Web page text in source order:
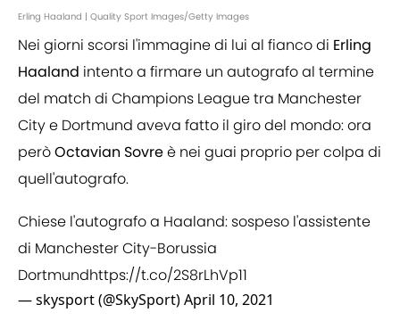
Erling Haaland | Quality Sport Images/Getty Images
Nei giorni scorsi l'immagine di lui al fianco di Erling
Haaland intento a firmare un autografo al termine
del match di Champions League tra Manchester
City e Dortmund aveva fatto il giro del mondo: ora
peròOctavian Sovreè nei guai proprio per colpa di
quell'autografo.
Chiese l'autografo a Haaland: sospeso l'assistente
di Manchester City-Borussia
Dortmundhttps://t.co/2S8rLhVp11
— skysport (@SkySport)April 10, 2021